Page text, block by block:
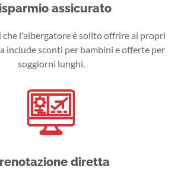
assicurato
che l'albergatore è solito offrire ai propri
include sconti per bambini e offerte per
soggiorni lunghi.
diretta